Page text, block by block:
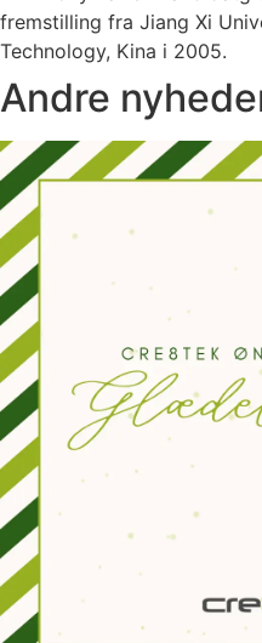
fremstilling fra Jiang Xi
Technology, Kina i 2005.
Andre